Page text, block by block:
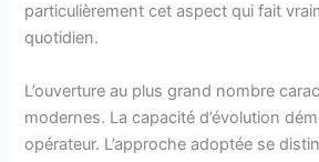
particulièrement cet aspect qui fait
quotidien.
L’ouverture au plus grand nombre
modernes. La capacité d’évolution
opérateur. L’approche adoptée se